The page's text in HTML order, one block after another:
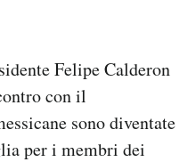
Felipe Calderon
con il
sono diventate
per i membri dei